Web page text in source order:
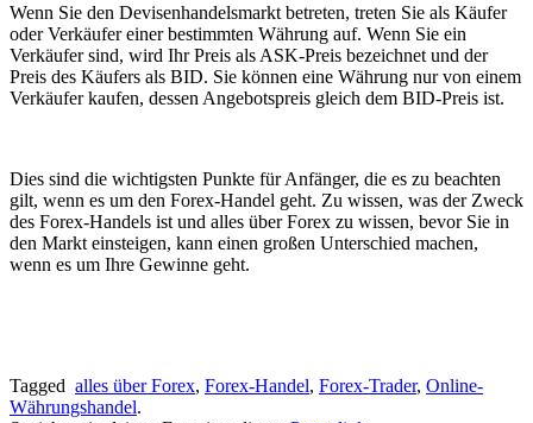
Wenn Sie den Devisenhandelsmarkt betreten, treten Sie als Käufer
oder Verkäufer einer bestimmten Währung auf. Wenn Sie ein
Verkäufer sind, wird Ihr Preis als ASK-Preis bezeichnet und der
Preis des Käufers als BID. Sie können eine Währung nur von einem
Verkäufer kaufen, dessen Angebotspreis gleich dem BID-Preis ist.
Dies sind die wichtigsten Punkte für Anfänger, die es zu beachten
gilt, wenn es um den Forex-Handel geht. Zu wissen, was der Zweck
des Forex-Handels ist und alles über Forex zu wissen, bevor Sie in
den Markt einsteigen, kann einen großen Unterschied machen,
wenn es um Ihre Gewinne geht.
Tagged alles über Forex, Forex-Handel, Forex-Trader, Online-
Währungshandel.